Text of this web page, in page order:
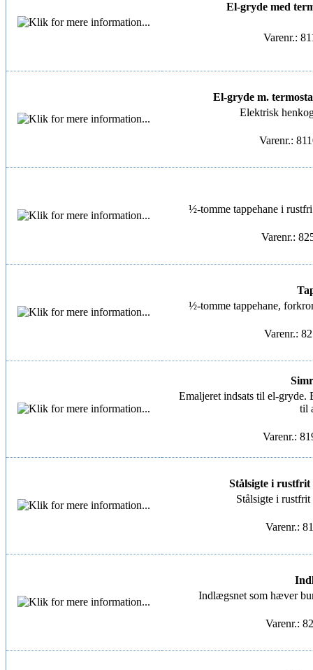
El-gryde med
Varenr.:
El-gryde m.
Elektrisk
Varenr.:
½-tomme tappehane i
Varenr.:
½-tomme tappehane,
Varenr.:
Emaljeret indsats til el-gryde.
til
Varenr.:
Stålsigte i rustfrit
Stålsigte i
Varenr.:
Indlægsnet som hæver
Varenr.: